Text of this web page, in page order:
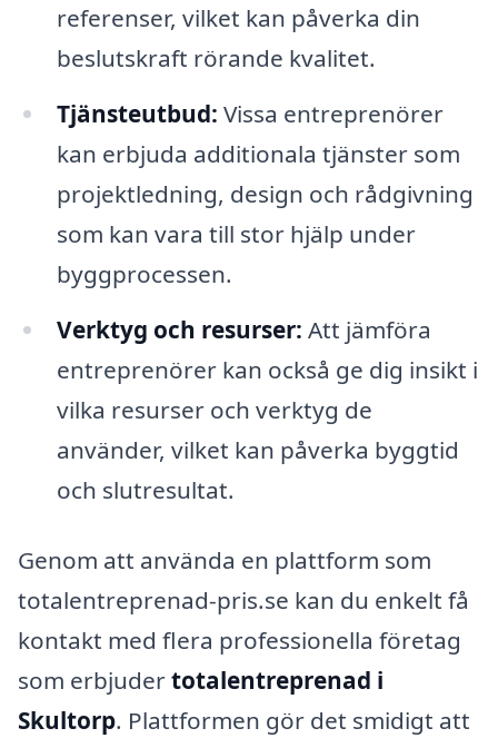
referenser, vilket kan påverka din
beslutskraft rörande kvalitet.
Tjänsteutbud: Vissa entreprenörer
kan erbjuda additionala tjänster som
projektledning, design och rådgivning
som kan vara till stor hjälp under
byggprocessen.
Verktyg och resurser: Att jämföra
entreprenörer kan också ge dig insikt i
vilka resurser och verktyg de
använder, vilket kan påverka byggtid
och slutresultat.
Genom att använda en plattform som
totalentreprenad-pris.se kan du enkelt få
kontakt med flera professionella företag
som erbjudertotalentreprenad i
Skultorp. Plattformen gör det smidigt att